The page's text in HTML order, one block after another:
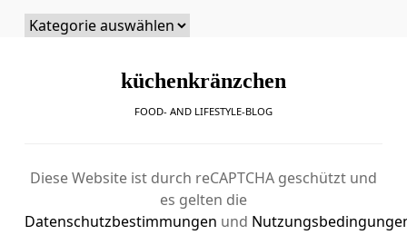
küchenkränzchen
FOOD- AND LIFESTYLE-BLOG
Diese Website ist durch reCAPTCHA geschützt und
es gelten die
Datenschutzbestimmungen und